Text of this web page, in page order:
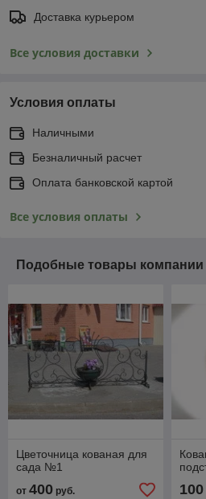
Доставка курьером
Все условия доставки
Условия оплаты
Наличными
Безналичный расчет
Оплата банковской картой
Все условия оплаты
Подобные товары компании
Цветочница кованая для
сада №1
от 400 руб. 100